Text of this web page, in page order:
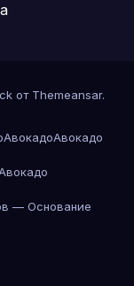
от Themeansar.
АвокадоАвокадо
— Основание